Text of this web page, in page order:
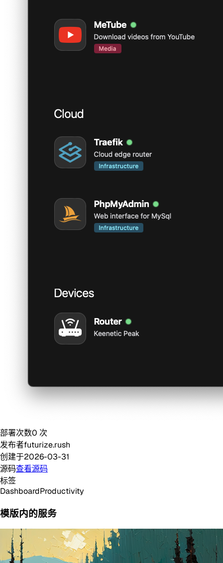
部署次数0 次
发布者futurize.rush
创建于2026-03-31
源码查看源码
标签
DashboardProductivity
模版内的服务